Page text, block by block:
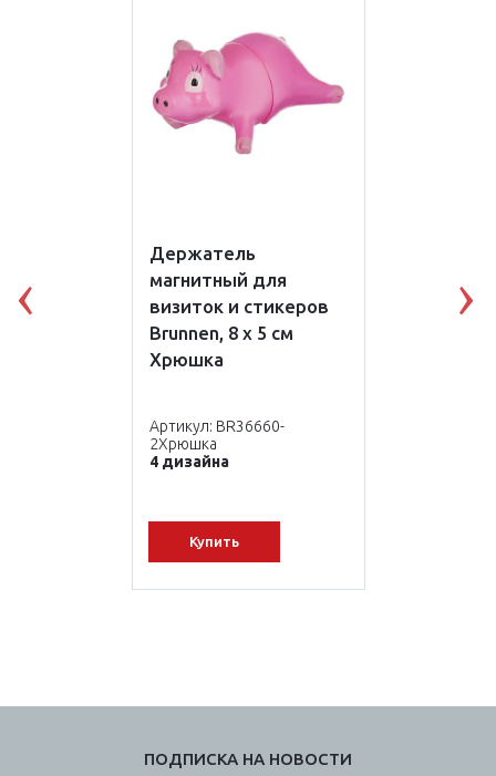
Держатель
магнитный для
визиток и стикеров
Brunnen, 8 х 5 см
Хрюшка
Артикул: BR36660-
2Хрюшка
4 дизайна
Купить
ПОДПИСКА НА НОВОСТИ